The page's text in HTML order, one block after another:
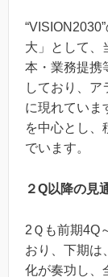
大」として、
本・業務提携
しており、ア
に現れていま
を中心とし、
でいます。
２Q以降の見
2Ｑも前期4Q
おり、下期は
化が奏功し、